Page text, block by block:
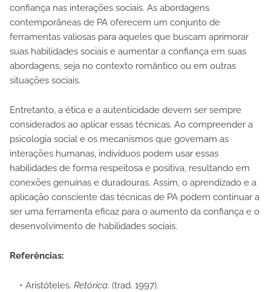
confiança nas interações sociais. As abordagens
contemporâneas de PA oferecem um conjunto de
ferramentas valiosas para aqueles que buscam aprimorar
suas habilidades sociais e aumentar a confiança em suas
abordagens, seja no contexto romântico ou em outras
situações sociais.
Entretanto, a ética e a autenticidade devem ser sempre
considerados ao aplicar essas técnicas. Ao compreender a
psicologia social e os mecanismos que governam as
interações humanas, indivíduos podem usar essas
habilidades de forma respeitosa e positiva, resultando em
conexões genuínas e duradouras. Assim, o aprendizado e a
aplicação consciente das técnicas de PA podem continuar a
ser uma ferramenta eficaz para o aumento da confiança e o
desenvolvimento de habilidades sociais.
Referências:
Aristóteles. Retórica. (trad. 1997).